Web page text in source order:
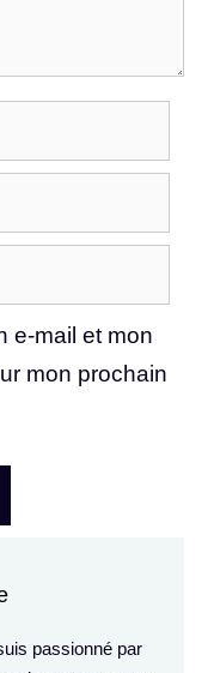
e-mail et mon
mon prochain
passionné par